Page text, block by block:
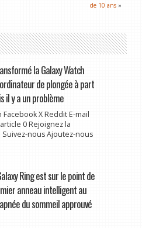
de 10 ans »
la Galaxy Watch
de plongée à part
il y a un problème
X Reddit E-mail
0 Rejoignez la
nous Ajoutez-nous
Ring est sur le point de
anneau intelligent au
du sommeil approuvé